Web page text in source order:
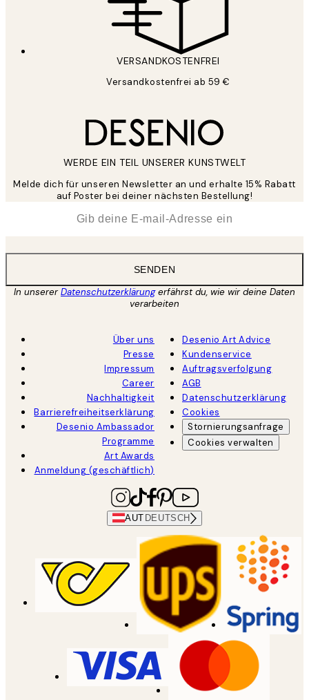
VERSANDKOSTENFREI
Versandkostenfrei ab 59 €
WERDE EIN TEIL UNSERER KUNSTWELT
Melde dich für unseren Newsletter an und erhalte 15% Rabatt
auf Poster bei deiner nächsten Bestellung!
SENDEN
In unsererDatenschutzerklärungerfährst du, wie wir deine Daten
verarbeiten
Über uns
Presse
Impressum
Career
Nachhaltigkeit
Barrierefreiheitserklärung
Desenio Ambassador
Programme
Art Awards
Anmeldung (geschäftlich)
Desenio Art Advice
Kundenservice
Auftragsverfolgung
AGB
Datenschutzerklärung
Cookies
Stornierungsanfrage
Cookies verwalten
AUT DEUTSCH